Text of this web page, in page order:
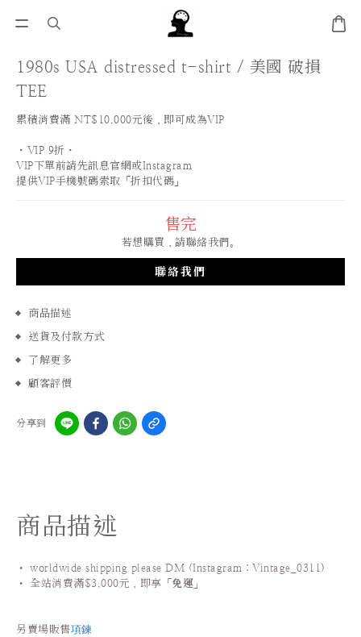
1980s USA distressed t-shirt / 美國 破損
TEE
累積消費滿 NT$10,000元後，即可成為VIP
・VIP 9折・
VIP下單前請先訊息官網或Instagram
提供VIP手機號碼索取「折扣代碼」
售完
若想購買，請聯絡我們。
聯絡我們
商品描述
送貨及付款方式
了解更多
顧客評價
分享到
商品描述
• worldwide shipping please DM (Instagram：Vintage_0311)
• 全站消費滿$3,000元，即享「 免運 」
另賣場販售項鍊